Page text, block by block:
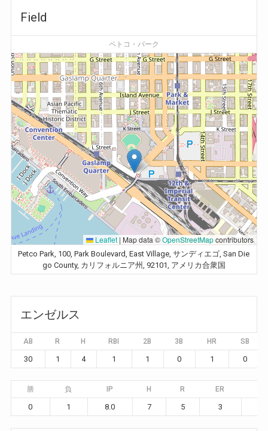
Field
ペトコ・パーク
Leaflet | Map data ©OpenStreetMapcontributors
Petco Park, 100, Park Boulevard, East Village, サンディエゴ, San Die
go County, カリフォルニア州, 92101, アメリカ合衆国
エンゼルス
AB R H RBI 2B 3B HR SB
30 1 4 1 1 0 1 0
勝 負 IP H R ER
0 1 8.0 7 5 3